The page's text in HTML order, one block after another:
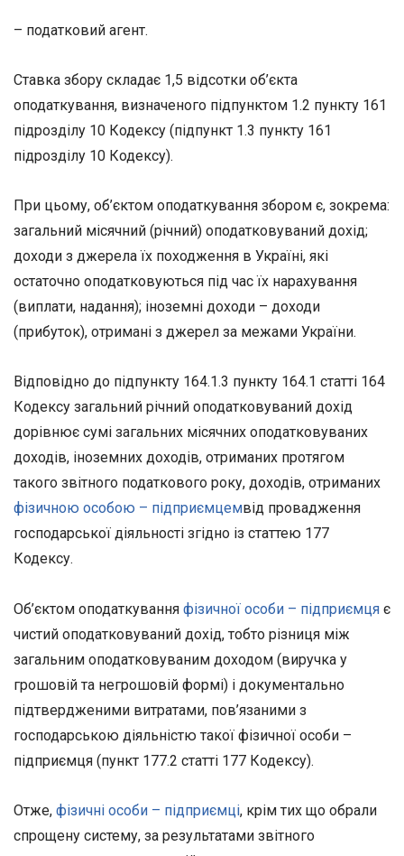
– податковий агент.
Ставка збору складає 1,5 відсотки об’єкта
оподаткування, визначеного підпунктом 1.2 пункту 161
підрозділу 10 Кодексу (підпункт 1.3 пункту 161
підрозділу 10 Кодексу).
При цьому, об’єктом оподаткування збором є, зокрема:
загальний місячний (річний) оподатковуваний дохід;
доходи з джерела їх походження в Україні, які
остаточно оподатковуються під час їх нарахування
(виплати, надання); іноземні доходи – доходи
(прибуток), отримані з джерел за межами України.
Відповідно до підпункту 164.1.3 пункту 164.1 статті 164
Кодексу загальний річний оподатковуваний дохід
дорівнює сумі загальних місячних оподатковуваних
доходів, іноземних доходів, отриманих протягом
такого звітного податкового року, доходів, отриманих
фізичною особою – підприємцемвід провадження
господарської діяльності згідно із статтею 177
Кодексу.
Об’єктом оподаткування фізичної особи – підприємця є
чистий оподатковуваний дохід, тобто різниця між
загальним оподатковуваним доходом (виручка у
грошовій та негрошовій формі) і документально
підтвердженими витратами, пов’язаними з
господарською діяльністю такої фізичної особи –
підприємця (пункт 177.2 статті 177 Кодексу).
Отже, фізичні особи – підприємці, крім тих що обрали
спрощену систему, за результатами звітного